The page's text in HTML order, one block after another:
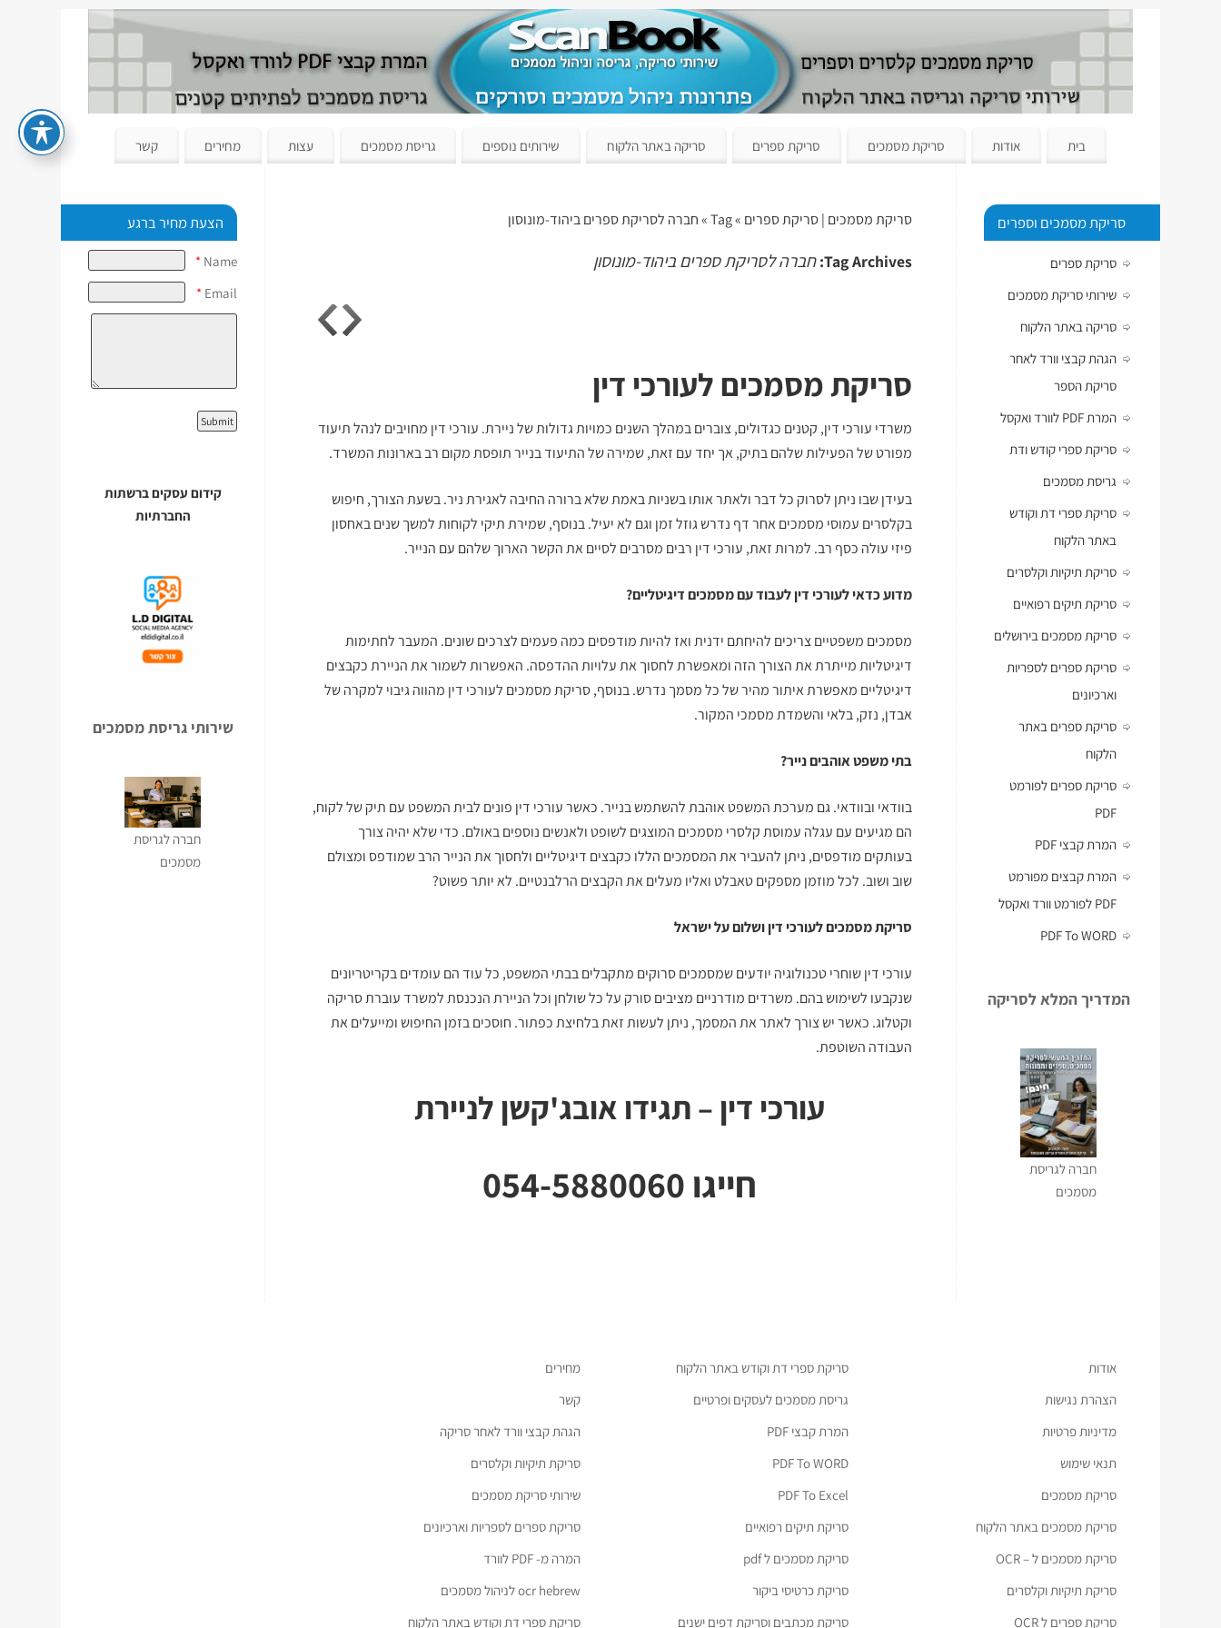
בית אודות סריקת מסמכים סריקת ספרים סריקה באתר הלקוח שירותים נוספים גריסת מסמכים עצות מחירים קשר
סריקת מסמכים | סריקת ספרים » Tag » חברה לסריקת ספרים ביהוד-מונוסון
Tag Archives: חברה לסריקת ספרים ביהוד-מונוסון
סריקת מסמכים לעורכי דין
משרדי עורכי דין, קטנים כגדולים, צוברים במהלך השנים כמויות גדולות של ניירת. עורכי דין מחויבים לנהל תיעוד
מפורט של הפעילות שלהם בתיק, אך יחד עם זאת, שמירה של התיעוד בנייר תופסת מקום רב בארונות המשרד.
בעידן שבו ניתן לסרוק כל דבר ולאתר אותו בשניות באמת שלא ברורה החיבה לאגירת ניר. בשעת הצורך, חיפוש
בקלסרים עמוסי מסמכים אחר דף נדרש גוזל זמן וגם לא יעיל. בנוסף, שמירת תיקי לקוחות למשך שנים באחסון
פיזי עולה כסף רב. למרות זאת, עורכי דין רבים מסרבים לסיים את הקשר הארוך שלהם עם הנייר.
מדוע כדאי לעורכי דין לעבוד עם מסמכים דיגיטליים?
מסמכים משפטיים צריכים להיחתם ידנית ואז להיות מודפסים כמה פעמים לצרכים שונים. המעבר לחתימות
דיגיטליות מייתרת את הצורך הזה ומאפשרת לחסוך את עלויות ההדפסה. האפשרות לשמור את הניירת כקבצים
דיגיטליים מאפשרת איתור מהיר של כל מסמך נדרש. בנוסף,סריקת מסמכים לעורכי דין מהווה גיבוי למקרה של
אבדן, נזק, בלאי והשמדת מסמכי המקור.
בתי משפט אוהבים נייר?
בוודאי ובוודאי. גם מערכת המשפט אוהבת להשתמש בנייר. כאשר עורכי דין פונים לבית המשפט עם תיק של לקוח,
הם מגיעים עם עגלה עמוסת קלסרי מסמכים המוצגים לשופט ולאנשים נוספים באולם. כדי שלא יהיה צורך
בעותקים מודפסים, ניתן להעביר את המסמכים הללו כקבצים דיגיטליים ולחסוך את הנייר הרב שמודפס ומצולם
שוב ושוב. לכל מוזמן מספקים טאבלט ואליו מעלים את הקבצים הרלבנטיים. לא יותר פשוט?
סריקת מסמכים לעורכי דיןושלום על ישראל
עורכי דין שוחרי טכנולוגיה יודעים שמסמכים סרוקים מתקבלים בבתי המשפט, כל עוד הם עומדים בקריטריונים
שנקבעו לשימוש בהם. משרדים מודרניים מציבים סורק על כל שולחן וכל הניירת הנכנסת למשרד עוברת סריקה
וקטלוג. כאשר יש צורך לאתר את המסמך, ניתן לעשות זאת בלחיצת כפתור. חוסכים בזמן החיפוש ומייעלים את
העבודה השוטפת.
עורכי דין – תגידו אובג'קשן לניירת
חייגו 054-5880060
הצעת מחיר ברגע
Name
*
Email
*
קידום עסקים ברשתות
החברתיות
שירותי גריסת מסמכים
חברה לגריסת
מסמכים
סריקת מסמכים וספרים
סריקת ספרים
שירותי סריקת מסמכים
סריקה באתר הלקוח
הגהת קבצי וורד לאחר
סריקת הספר
המרת PDF לוורד ואקסל
סריקת ספרי קודש ודת
גריסת מסמכים
סריקת ספרי דת וקודש
באתר הלקוח
סריקת תיקיות וקלסרים
סריקת תיקים רפואיים
סריקת מסמכים בירושלים
סריקת ספרים לספריות
וארכיונים
סריקת ספרים באתר
הלקוח
סריקת ספרים לפורמט
PDF
המרת קבצי PDF
המרת קבצים מפורמט
PDF לפורמט וורד ואקסל
PDF To WORD
המדריך המלא לסריקה
חברה לגריסת
מסמכים
אודות
הצהרת נגישות
מדיניות פרטיות
תנאי שימוש
סריקת מסמכים
סריקת מסמכים באתר הלקוח
סריקת מסמכים ל – OCR
סריקת תיקיות וקלסרים
סריקת ספרים ל OCR
סריקת ספרי דת וקודש באתר הלקוח
גריסת מסמכים לעסקים ופרטיים
המרת קבצי PDF
PDF To WORD
PDF To Excel
סריקת תיקים רפואיים
סריקת מסמכים ל pdf
סריקת כרטיסי ביקור
סריקת מכתבים וסריקת דפים ישנים
מחירים
קשר
הגהת קבצי וורד לאחר סריקה
סריקת תיקיות וקלסרים
שירותי סריקת מסמכים
סריקת ספרים לספריות וארכיונים
המרה מ- PDF לוורד
ocr hebrew לניהול מסמכים
סריקת ספרי דת וקודש באתר הלקוח